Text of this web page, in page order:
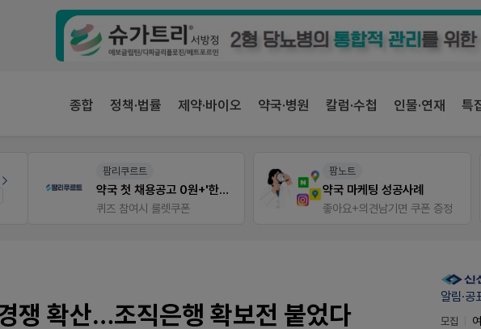
종합 정책·법률 제약·바이오 약국·병원 칼럼·수첩 인물·연재 특
팜리쿠르트
약국 첫 채용공고 0원+'한번 더' 무료 연장
퀴즈 참여시 룰렛쿠폰
팜노트
약국 마케팅 성공사례
좋아요+의견남기면 쿠폰 증정
쟁 확산…조직은행 확보전 붙었다
알림·공
모집